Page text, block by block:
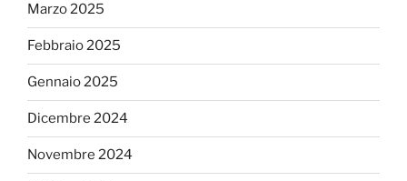
Marzo 2025
Febbraio 2025
Gennaio 2025
Dicembre 2024
Novembre 2024